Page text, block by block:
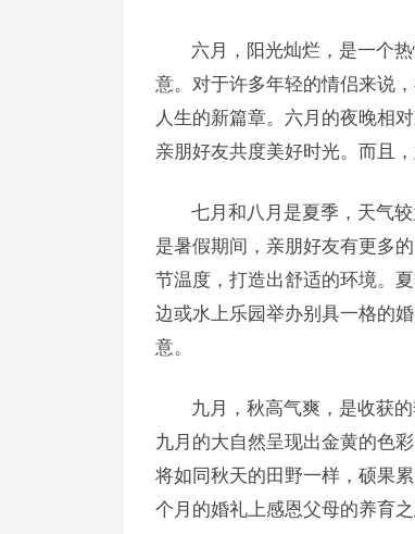
六月，阳光灿烂，是一个
意。对于许多年轻的情侣来说
人生的新篇章。六月的夜晚相
亲朋好友共度美好时光。而且
七月和八月是夏季，天气
是暑假期间，亲朋好友有更多
节温度，打造出舒适的环境。
边或水上乐园举办别具一格的
意。
九月，秋高气爽，是收获
九月的大自然呈现出金黄的色
将如同秋天的田野一样，硕果
个月的婚礼上感恩父母的养育